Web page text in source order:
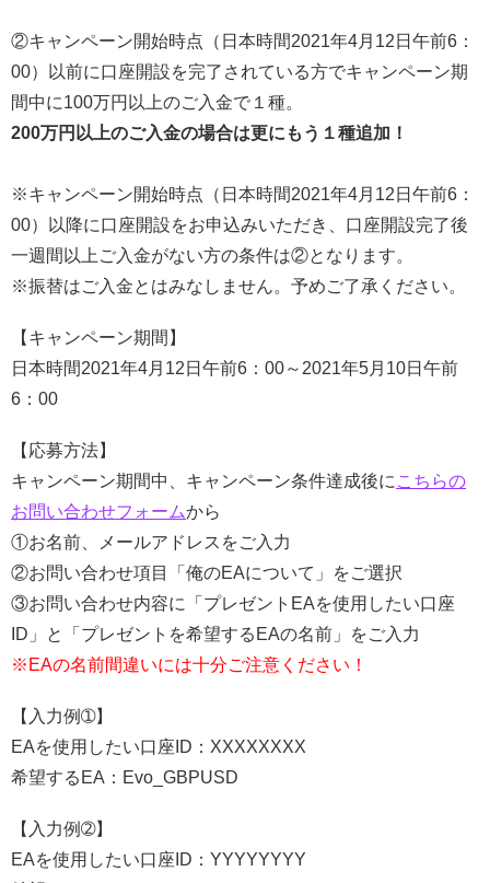
②キャンペーン開始時点（日本時間2021年4月12日午前6：
00）以前に口座開設を完了されている方でキャンペーン期
間中に100万円以上のご入金で１種。
200万円以上のご入金の場合は更にもう１種追加！
※キャンペーン開始時点（日本時間2021年4月12日午前6：
00）以降に口座開設をお申込みいただき、口座開設完了後
一週間以上ご入金がない方の条件は②となります。
※振替はご入金とはみなしません。予めご了承ください。
【キャンペーン期間】
日本時間2021年4月12日午前6：00～2021年5月10日午前
6：00
【応募方法】
キャンペーン期間中、キャンペーン条件達成後に こちらの
お問い合わせフォームから
①お名前、メールアドレスをご入力
②お問い合わせ項目「俺のEAについて」をご選択
③お問い合わせ内容に「プレゼントEAを使用したい口座
ID」と「プレゼントを希望するEAの名前」をご入力
※EAの名前間違いには十分ご注意ください！
【入力例➀】
EAを使用したい口座ID：XXXXXXXX
希望するEA：Evo_GBPUSD
【入力例➁】
EAを使用したい口座ID：YYYYYYYY